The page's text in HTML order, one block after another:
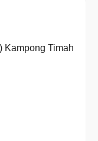
Kampong Timah